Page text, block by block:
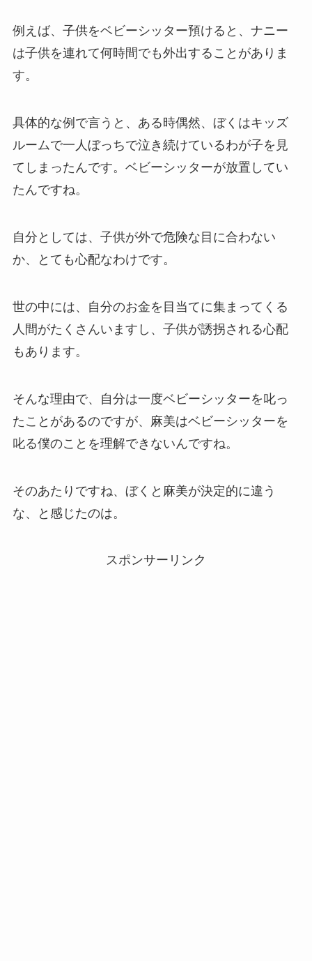
例えば、子供をベビーシッター預けると、ナニー
は子供を連れて何時間でも外出することがありま
す。
具体的な例で言うと、ある時偶然、ぼくはキッズ
ルームで一人ぼっちで泣き続けているわが子を見
てしまったんです。ベビーシッターが放置してい
たんですね。
自分としては、子供が外で危険な目に合わない
か、とても心配なわけです。
世の中には、自分のお金を目当てに集まってくる
人間がたくさんいますし、子供が誘拐される心配
もあります。
そんな理由で、自分は一度ベビーシッターを叱っ
たことがあるのですが、麻美はベビーシッターを
叱る僕のことを理解できないんですね。
そのあたりですね、ぼくと麻美が決定的に違う
な、と感じたのは。
スポンサーリンク